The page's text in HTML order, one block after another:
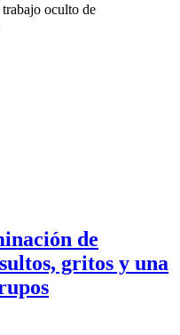
oculto de
de
gritos y una